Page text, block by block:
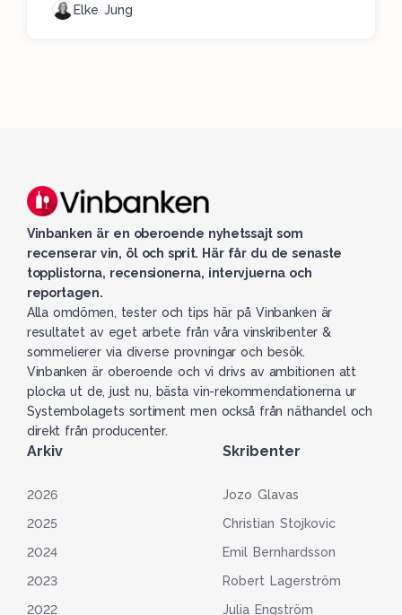
Elke Jung
Vinbanken är en oberoende nyhetssajt som
recenserar vin, öl och sprit. Här får du de senaste
topplistorna, recensionerna, intervjuerna och
reportagen.
Alla omdömen, tester och tips här på Vinbanken är
resultatet av eget arbete från våra vinskribenter &
sommelierer via diverse provningar och besök.
Vinbanken är oberoende och vi drivs av ambitionen att
plocka ut de, just nu, bästa vin-rekommendationerna ur
Systembolagets sortiment men också från näthandel och
direkt från producenter.
Arkiv
2026
2025
2024
2023
2022
Skribenter
Jozo Glavas
Christian Stojkovic
Emil Bernhardsson
Robert Lagerström
Julia Engström